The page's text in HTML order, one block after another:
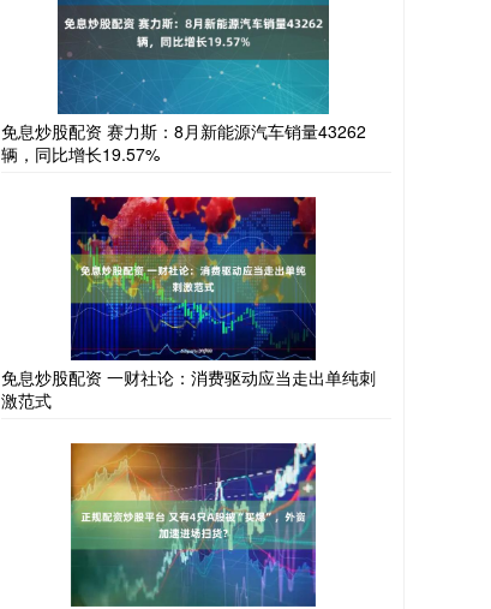
免息炒股配资 赛力斯：8月新能源汽车销量43262
辆，同比增长19.57%
免息炒股配资 一财社论：消费驱动应当走出单纯刺
激范式